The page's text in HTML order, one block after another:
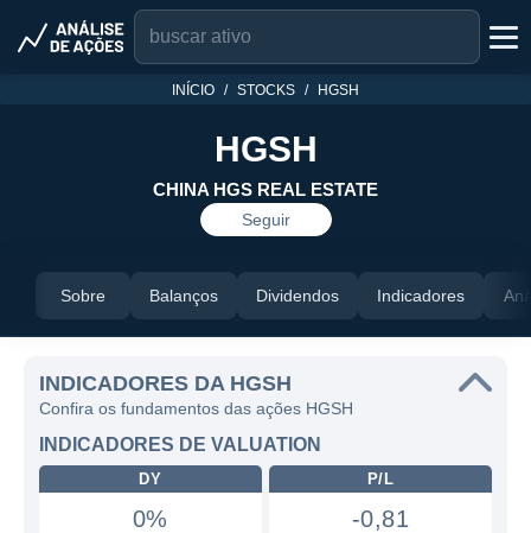
INÍCIO STOCKS HGSH
HGSH
CHINA HGS REAL ESTATE
Seguir
Sobre Balanços Dividendos Indicadores
INDICADORES DA HGSH
Confira os fundamentos das ações HGSH
INDICADORES DE VALUATION
DY
0%
P/L
-0,81